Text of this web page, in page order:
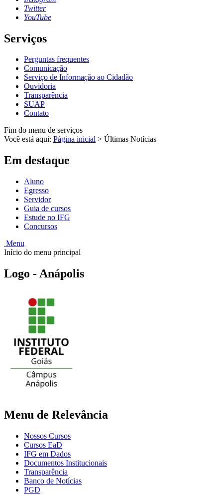
Twitter
YouTube
Serviços
Perguntas frequentes
Comunicação
Serviço de Informação ao Cidadão
Ouvidoria
Transparência
SUAP
Contato
Fim do menu de serviços
Você está aqui: Página inicial > Últimas Notícias
Em destaque
Aluno
Egresso
Servidor
Guia de cursos
Estude no IFG
Concursos
Menu
Início do menu principal
Logo - Anápolis
Menu de Relevância
Nossos Cursos
Cursos EaD
IFG em Dados
Documentos Institucionais
Transparência
Banco de Notícias
PGD